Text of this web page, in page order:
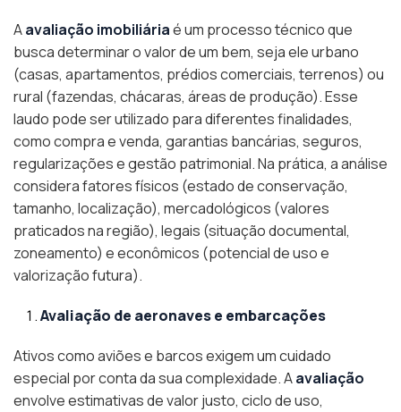
Aavaliação imobiliáriaé um processo técnico que
busca determinar o valor de um bem, seja ele urbano
(casas, apartamentos, prédios comerciais, terrenos) ou
rural (fazendas, chácaras, áreas de produção). Esse
laudo pode ser utilizado para diferentes finalidades,
como compra e venda, garantias bancárias, seguros,
regularizações e gestão patrimonial. Na prática, a análise
considera fatores físicos (estado de conservação,
tamanho, localização), mercadológicos (valores
praticados na região), legais (situação documental,
zoneamento) e econômicos (potencial de uso e
valorização futura).
Avaliação de aeronaves e embarcações
Ativos como aviões e barcos exigem um cuidado
especial por conta da sua complexidade. Aavaliação
envolve estimativas de valor justo, ciclo de uso,